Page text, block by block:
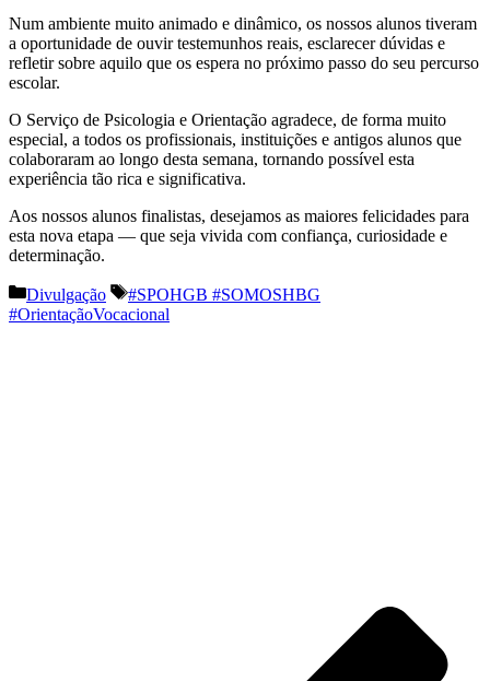
Num ambiente muito animado e dinâmico, os nossos alunos tiveram
a oportunidade de ouvir testemunhos reais, esclarecer dúvidas e
refletir sobre aquilo que os espera no próximo passo do seu percurso
escolar.
O Serviço de Psicologia e Orientação agradece, de forma muito
especial, a todos os profissionais, instituições e antigos alunos que
colaboraram ao longo desta semana, tornando possível esta
experiência tão rica e significativa.
Aos nossos alunos finalistas, desejamos as maiores felicidades para
esta nova etapa — que seja vivida com confiança, curiosidade e
determinação.
Categorias
Divulgação Etiquetas
#SPOHGB #SOMOSHBG
#OrientaçãoVocacional